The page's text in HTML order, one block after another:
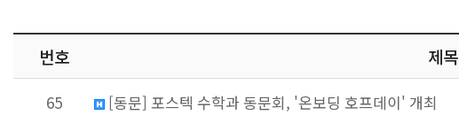
번호 제목
65 [동문] 포스텍 수학과 동문회, '온보딩 호프데이' 개최